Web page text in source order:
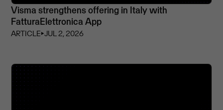
Visma strengthens offering in Italy with
FatturaElettronica App
ARTICLE⏵JUL 2, 2026